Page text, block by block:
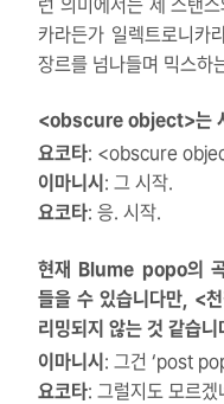
런 의미에서는 제 스탠
카라든가 일렉트로니카
장르를 넘나들며 믹스하
<obscure object>는
요코타: <obscure
이마니시 : 그 시작.
요코타: 응. 시작.
현재 Blume popo의
들을 수 있습니다만, <
리밍되지 않는 것 같습
이마니시 : 그건 ‘post
요코타: 그럴지도 모르겠